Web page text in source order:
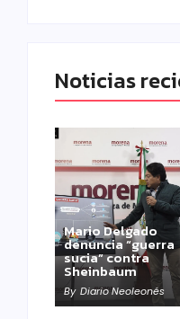
Noticias
Mario Delgado
denuncia “guerra
sucia” contra
Sheinbaum
By Diario Neoleonés